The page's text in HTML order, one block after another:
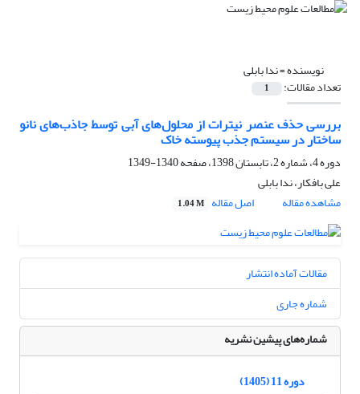
نویسنده =ندا بابلی
تعداد مقالات: 1
بررسی حذف عنصر نیترات از محلول‌های آبی توسط جاذب‌های نانو
ساختار در سیستم جذب پیوسته خاک
دوره 4، شماره 2، تابستان 1398، صفحه
1340-1349
علی بافکار، ندا بابلی
مشاهده مقاله
اصل مقاله 1.04 M
مقالات آماده انتشار
شماره جاری
شماره‌های پیشین نشریه
دوره 11 (1405)